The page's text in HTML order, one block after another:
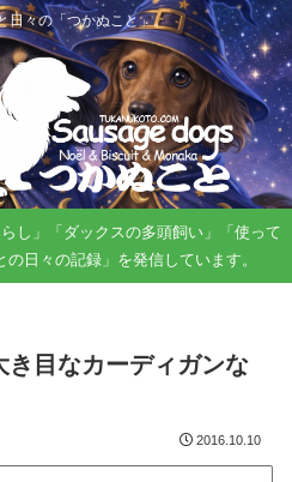
日々の「つかぬこと」。
し」「ダックスの多頭飼い」「使って
日々の記録」を発信しています。
き目なカーディガンな
2016.10.10